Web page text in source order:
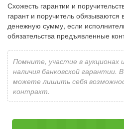
Схожесть гарантии и
гарант и поручитель обязываются
денежную сумму, если
обязательства предъявленные
Помните, участие в
наличия банковской гарантии.
можете лишить себя
контракт.